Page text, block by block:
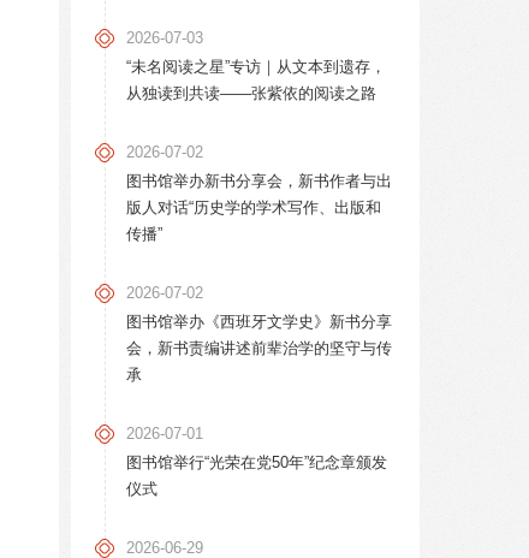
2026-07-03
“未名阅读之星”专访｜从文本到遗存，
从独读到共读——张紫依的阅读之路
2026-07-02
图书馆举办新书分享会，新书作者与出
版人对话“历史学的学术写作、出版和
传播”
2026-07-02
图书馆举办《西班牙文学史》新书分享
会，新书责编讲述前辈治学的坚守与传
承
2026-07-01
图书馆举行“光荣在党50年”纪念章颁发
仪式
2026-06-29